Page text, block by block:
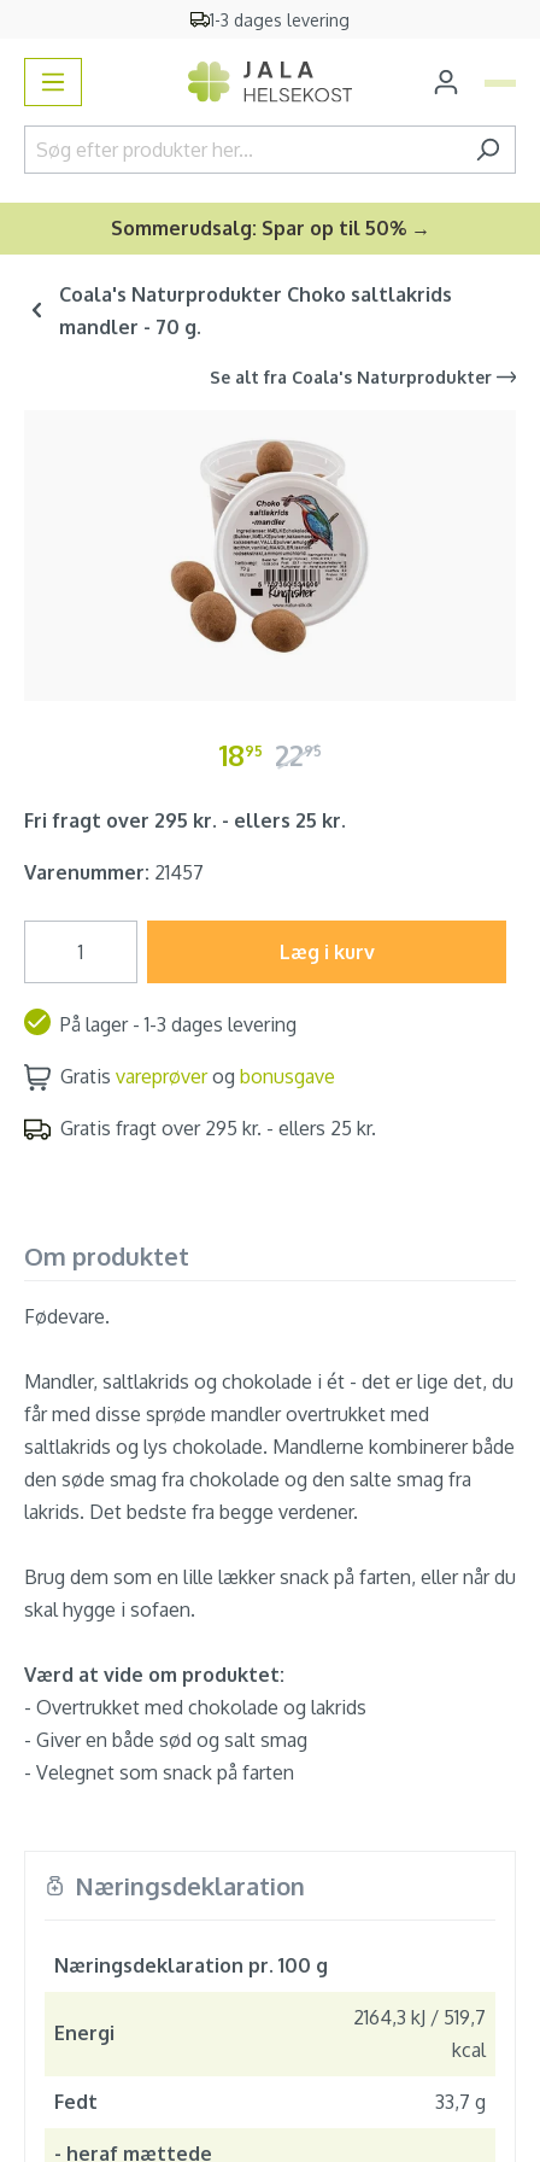
1-3 dages levering
Sommerudsalg: Spar op til 50% →
Coala's Naturprodukter Choko saltlakrids
mandler - 70 g.
Se alt fra Coala's Naturprodukter
1895 2295
Fri fragt over 295 kr. - ellers 25 kr.
Varenummer: 21457
Læg i kurv
På lager - 1-3 dages levering
Gratis vareprøverog bonusgave
Gratis fragt over 295 kr. - ellers 25 kr.
Om produktet
Fødevare.
Mandler, saltlakrids og chokolade i ét - det er lige det, du
får med disse sprøde mandler overtrukket med
saltlakrids og lys chokolade. Mandlerne kombinerer både
den søde smag fra chokolade og den salte smag fra
lakrids. Det bedste fra begge verdener.
Brug dem som en lille lækker snack på farten, eller når du
skal hygge i sofaen.
Værd at vide om produktet:
- Overtrukket med chokolade og lakrids
- Giver en både sød og salt smag
- Velegnet som snack på farten
Næringsdeklaration
Næringsdeklaration pr. 100 g
Energi
2164,3 kJ / 519,7
kcal
Fedt 33,7 g
- heraf mættede